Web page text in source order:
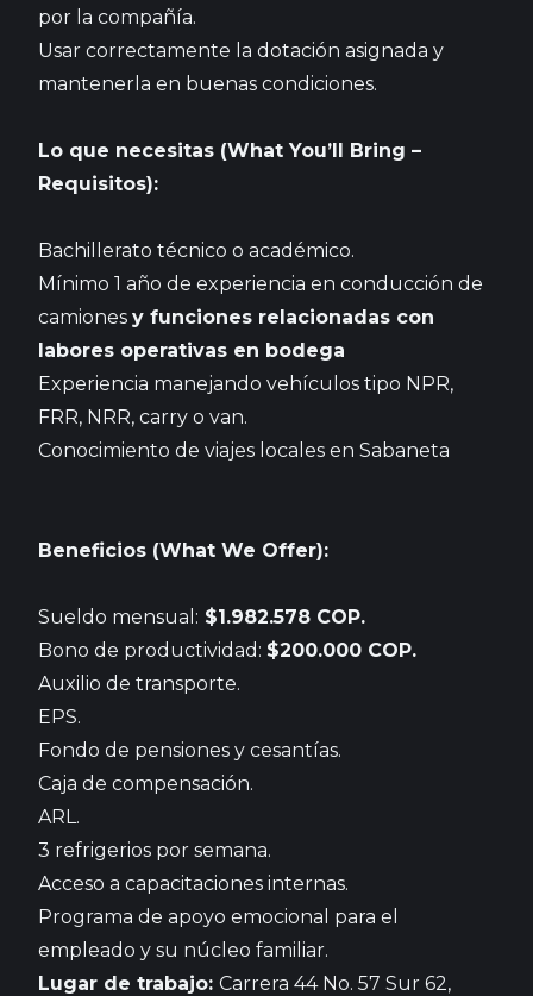
por la compañía.
Usar correctamente la dotación asignada y
mantenerla en buenas condiciones.
Lo que necesitas (What You’ll Bring –
Requisitos):
Bachillerato técnico o académico.
Mínimo 1 año de experiencia en conducción de
camiones y funciones relacionadas con
labores operativas en bodega
Experiencia manejando vehículos tipo NPR,
FRR, NRR, carry o van.
Conocimiento de viajes locales en Sabaneta
Beneficios (What We Offer):
Sueldo mensual: $1.982.578 COP.
Bono de productividad: $200.000 COP.
Auxilio de transporte.
EPS.
Fondo de pensiones y cesantías.
Caja de compensación.
ARL.
3 refrigerios por semana.
Acceso a capacitaciones internas.
Programa de apoyo emocional para el
empleado y su núcleo familiar.
Lugar de trabajo: Carrera 44 No. 57 Sur 62,